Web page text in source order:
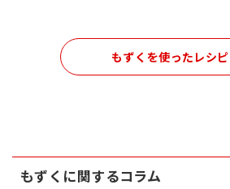
もずくを使ったレシ
もずくに関するコラム